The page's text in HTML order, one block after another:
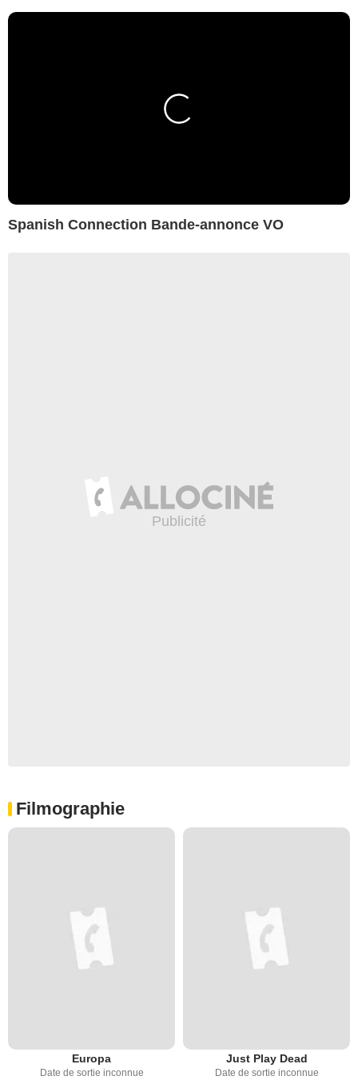
Spanish Connection Bande-annonce VO
Filmographie
Europa
Date de sortie inconnue
Just Play Dead
Date de sortie inconnue